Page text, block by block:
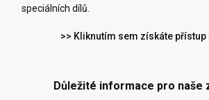
speciálních dílů.
>> Kliknutím sem získáte přístup
Důležité informace pro naše